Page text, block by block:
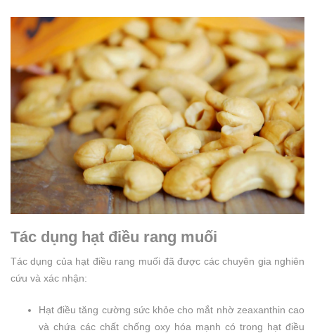
Tác dụng hạt điều rang muối
Tác dụng của hạt điều rang muối đã được các chuyên gia nghiên
cứu và xác nhận:
Hạt điều tăng cường sức khỏe cho mắt nhờ zeaxanthin cao
và chứa các chất chống oxy hóa mạnh có trong hạt điều